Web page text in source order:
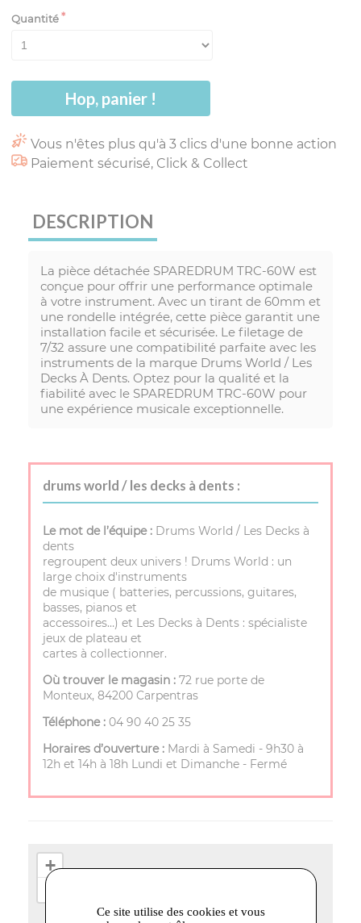
Quantité
Hop, panier !
Vous n'êtes plus qu'à 3 clics d'une bonne action
Paiement sécurisé, Click & Collect
DESCRIPTION
La pièce détachée SPAREDRUM TRC-60W est
conçue pour offrir une performance optimale
à votre instrument. Avec un tirant de 60mm et
une rondelle intégrée, cette pièce garantit une
installation facile et sécurisée. Le filetage de
7/32 assure une compatibilité parfaite avec les
instruments de la marque Drums World / Les
Decks À Dents. Optez pour la qualité et la
fiabilité avec le SPAREDRUM TRC-60W pour
une expérience musicale exceptionnelle.
drums world / les decks à dents :
Le mot de l’équipe : Drums World / Les Decks à
dents
regroupent deux univers ! Drums World : un
large choix d'instruments
de musique ( batteries, percussions, guitares,
basses, pianos et
accessoires…) et Les Decks à Dents : spécialiste
jeux de plateau et
cartes à collectionner.
Où trouver le magasin : 72 rue porte de
Monteux, 84200 Carpentras
Téléphone : 04 90 40 25 35
Horaires d’ouverture : Mardi à Samedi - 9h30 à
12h et 14h à 18h Lundi et Dimanche - Fermé
+
−
Ce site utilise des cookies et vous